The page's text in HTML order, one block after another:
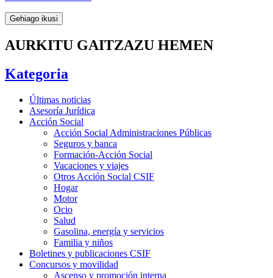
Gehiago ikusi
AURKITU GAITZAZU HEMEN
Kategoria
Últimas noticias
Asesoría Jurídica
Acción Social
Acción Social Administraciones Públicas
Seguros y banca
Formación-Acción Social
Vacaciones y viajes
Otros Acción Social CSIF
Hogar
Motor
Ocio
Salud
Gasolina, energía y servicios
Familia y niños
Boletines y publicaciones CSIF
Concursos y movilidad
Ascenso y promoción interna